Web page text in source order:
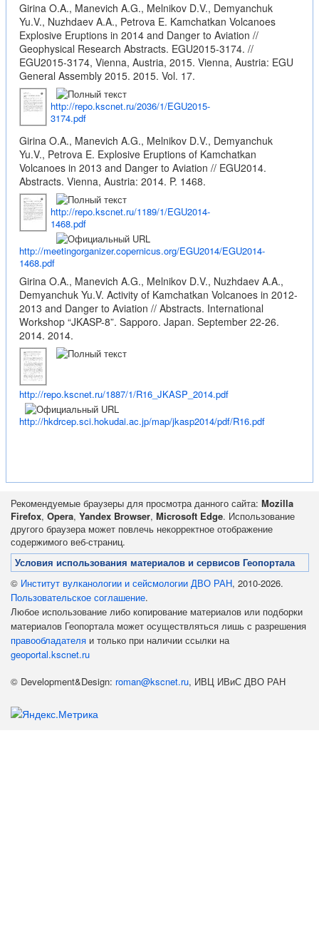
Girina O.A., Manevich A.G., Melnikov D.V., Demyanchuk
Yu.V., Nuzhdaev A.A., Petrova E. Kamchatkan Volcanoes
Explosive Eruptions in 2014 and Danger to Aviation //
Geophysical Research Abstracts. EGU2015-3174. //
EGU2015-3174, Vienna, Austria, 2015. Vienna, Austria: EGU
General Assembly 2015. 2015. Vol. 17.
http://repo.kscnet.ru/2036/1/EGU2015-
3174.pdf
Girina O.A., Manevich A.G., Melnikov D.V., Demyanchuk
Yu.V., Petrova E. Explosive Eruptions of Kamchatkan
Volcanoes in 2013 and Danger to Aviation // EGU2014.
Abstracts. Vienna, Austria: 2014. P. 1468.
http://repo.kscnet.ru/1189/1/EGU2014-
1468.pdf
http://meetingorganizer.copernicus.org/EGU2014/EGU2014-
1468.pdf
Girina O.A., Manevich A.G., Melnikov D.V., Nuzhdaev A.A.,
Demyanchuk Yu.V. Activity of Kamchatkan Volcanoes in 2012-
2013 and Danger to Aviation // Abstracts. International
Workshop “JKASP-8”. Sapporo. Japan. September 22-26.
2014. 2014.
http://repo.kscnet.ru/1887/1/R16_JKASP_2014.pdf
http://hkdrcep.sci.hokudai.ac.jp/map/jkasp2014/pdf/R16.pdf
Рекомендуемые браузеры для просмотра данного сайта: Mozilla
Firefox, Opera, Yandex Browser, Microsoft Edge. Использование
другого браузера может повлечь некорректное отображение
содержимого веб-страниц.
Условия использования материалов и сервисов Геопортала
© Институт вулканологии и сейсмологии ДВО РАН, 2010-2026.
Пользовательское соглашение.
Любое использование либо копирование материалов или подборки
материалов Геопортала может осуществляться лишь с разрешения
правообладателя и только при наличии ссылки на
geoportal.kscnet.ru
© Development&Design: roman@kscnet.ru, ИВЦ ИВиС ДВО РАН